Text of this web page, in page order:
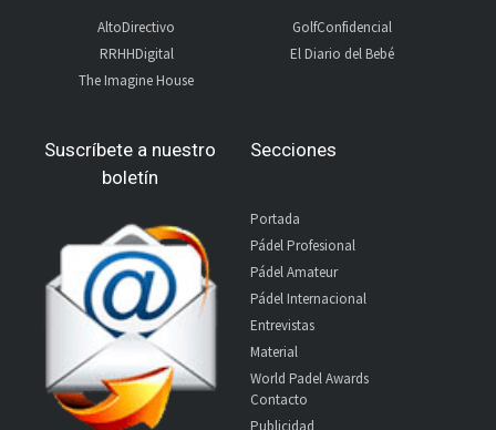
AltoDirectivo
RRHHDigital
The Imagine House
GolfConfidencial
El Diario del Bebé
Suscríbete a nuestro
boletín
Secciones
Portada
Pádel Profesional
Pádel Amateur
Pádel Internacional
Entrevistas
Material
World Padel Awards
Contacto